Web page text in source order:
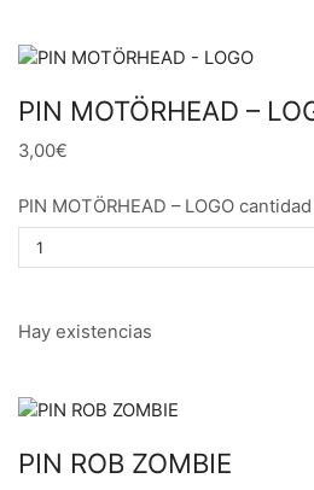
PIN MOTÖRHEAD –
3,00€
PIN MOTÖRHEAD – LOGO cantidad
Hay existencias
PIN ROB ZOMBIE